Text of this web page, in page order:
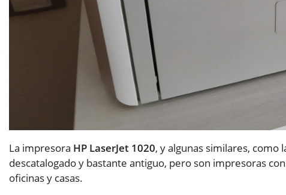
La impresora HP LaserJet 1020, y algunas similares, como
descatalogado y bastante antiguo, pero son impresoras
oficinas y casas.